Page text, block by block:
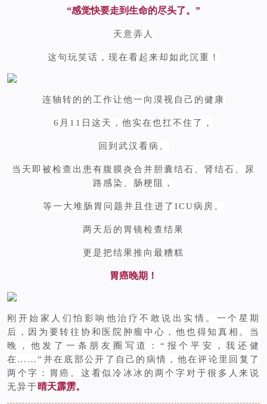
“感觉快要走到生命的尽头了。”
天意弄人
这句玩笑话，现在看起来却如此沉重！
连轴转的的工作让他一向漠视自己的健康
6月11日这天，他实在也扛不住了，
回到武汉看病。
当天即被检查出患有腹膜炎合并胆囊结石、肾结石、尿
路感染、肠梗阻，
等一大堆肠胃问题并且住进了ICU病房。
两天后的胃镜检查结果
更是把结果推向最糟糕
胃癌晚期！
刚开始家人们怕影响他治疗不敢说出实情。一个星期
后，因为要转往协和医院肿瘤中心，他也得知真相。当
晚，他发了一条朋友圈写道：“报个平安，我还健
在……”并在底部公开了自己的病情，他在评论里回复了
两个字：胃癌。这看似冷冰冰的两个字对于很多人来说
无异于 晴天霹雳。